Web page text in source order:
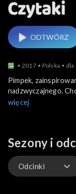
ODTWÓRZ
2017 Polska dla
Pimpek,
nadzwyczajnego.
więcej
Sezony i
Odcinki